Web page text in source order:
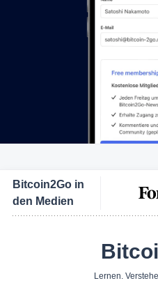
Bitcoin2Go in
den Medien
Lernen.